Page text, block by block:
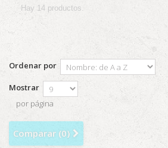
Hay 14 productos.
Ordenar por
Mostrar
por página
Comparar (0)